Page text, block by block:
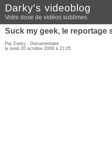
Darky's videoblog
Votre dose de vidéos sublimes
Suck my geek, le reportage
Par Darky - Documentaire
le lundi 20 octobre 2008 à 21:05